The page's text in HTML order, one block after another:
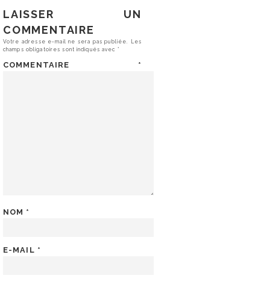
LAISSER UN
COMMENTAIRE
Votre adresse e-mail ne sera pas publiée.
Les
champs obligatoires sont indiqués avec *
COMMENTAIRE *
NOM *
E-MAIL *